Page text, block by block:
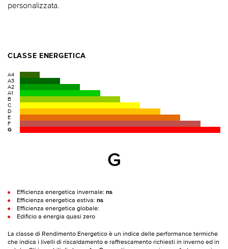
personalizzata.
CLASSE ENERGETICA
A4
A3
A2
A1
B
C
D
E
F
G
G
Efficienza energetica invernale: ns
Efficienza energetica estiva: ns
Efficienza energetica globale:
Edificio a energia quasi zero
La classe di Rendimento Energetico è un indice delle performance termiche
che indica i livelli di riscaldamento e raffrescamento richiesti in inverno ed in